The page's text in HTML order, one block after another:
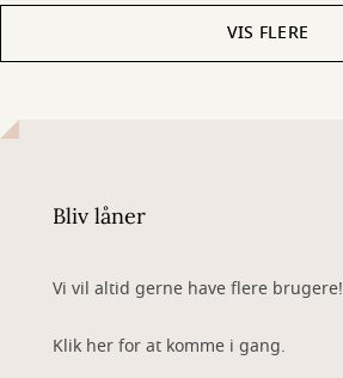
VIS FLERE
Bliv låner
Vi vil altid gerne have flere brugere!
Klik her for at komme i gang.